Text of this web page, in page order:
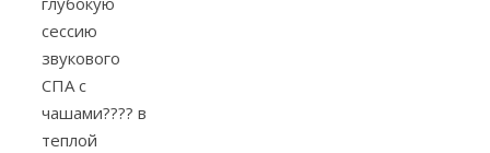
сессию
звукового
СПА с
чашами???? в
теплой